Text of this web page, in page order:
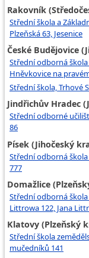
Rakovník
Střední škola a
Plzeňská 63, Jesenice
České Budějovice
Střední odborná
Hněvkovice na
Střední škola, Trhové
Jindřichův Hradec
Střední odborné
86
Písek (Jihočeský
Střední odborná
777
Domažlice
Střední odborná
Littrowa 122, Jana
Klatovy (Plzeňský
Střední škola
mučedníků 141